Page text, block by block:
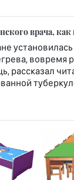
врача, как
вовремя
рассказал